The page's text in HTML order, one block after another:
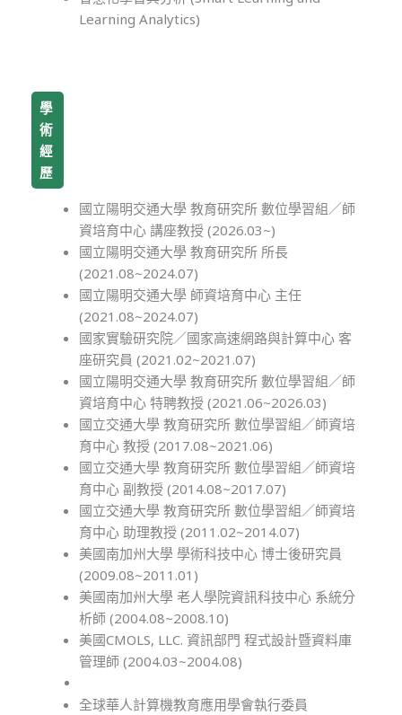
Learning Analytics)
學
術
經
歷
國立陽明交通大學 教育研究所 數位學習組／師
資培育中心 講座教授 (2026.03~)
國立陽明交通大學 教育研究所 所長
(2021.08~2024.07)
國立陽明交通大學 師資培育中心 主任
(2021.08~2024.07)
國家實驗研究院／國家高速網路與計算中心 客
座研究員 (2021.02~2021.07)
國立陽明交通大學 教育研究所 數位學習組／師
資培育中心 特聘教授 (2021.06~2026.03)
國立交通大學 教育研究所 數位學習組／師資培
育中心 教授 (2017.08~2021.06)
國立交通大學 教育研究所 數位學習組／師資培
育中心 副教授 (2014.08~2017.07)
國立交通大學 教育研究所 數位學習組／師資培
育中心 助理教授 (2011.02~2014.07)
美國南加州大學 學術科技中心 博士後研究員
(2009.08~2011.01)
美國南加州大學 老人學院資訊科技中心 系統分
析師 (2004.08~2008.10)
美國CMOLS, LLC. 資訊部門 程式設計暨資料庫
管理師 (2004.03~2004.08)
全球華人計算機教育應用學會執行委員